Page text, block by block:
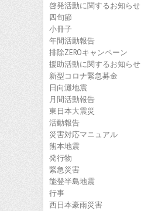
啓発活動に関するお知らせ
四旬節
小冊子
年間活動報告
排除ZEROキャンペーン
援助活動に関するお知らせ
新型コロナ緊急募金
日向灘地震
月間活動報告
東日本大震災
活動報告
災害対応マニュアル
熊本地震
発行物
緊急災害
能登半島地震
行事
西日本豪雨災害